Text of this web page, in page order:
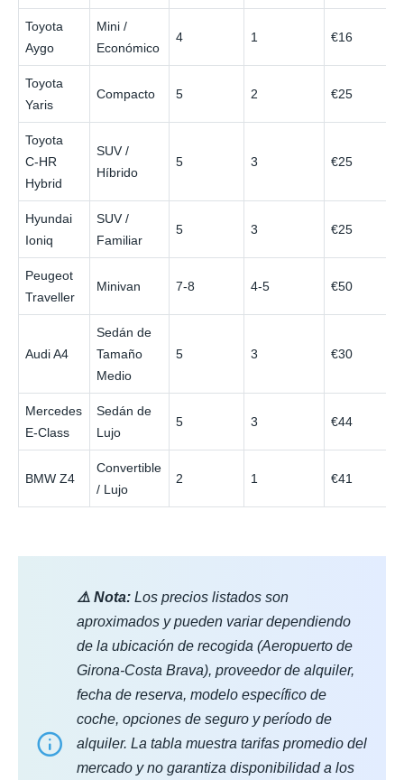
Toyota
Aygo
Mini /
Económico
4 1 €16
Toyota
Yaris
Compacto 5 2 €25
Toyota
C‑HR
Hybrid
SUV /
Híbrido
5 3 €25
Hyundai
Ioniq
SUV /
Familiar
5 3 €25
Peugeot
Traveller
Minivan 7-8 4-5 €50
Audi A4
Sedán de
Tamaño
Medio
5 3 €30
Mercedes
E‑Class
Sedán de
Lujo
5 3 €44
BMW Z4
Convertible
/ Lujo
2 1 €41
⚠️ Nota: Los precios listados son
aproximados y pueden variar dependiendo
de la ubicación de recogida (Aeropuerto de
Girona-Costa Brava), proveedor de alquiler,
fecha de reserva, modelo específico de
coche, opciones de seguro y período de
alquiler. La tabla muestra tarifas promedio del
mercado y no garantiza disponibilidad a los